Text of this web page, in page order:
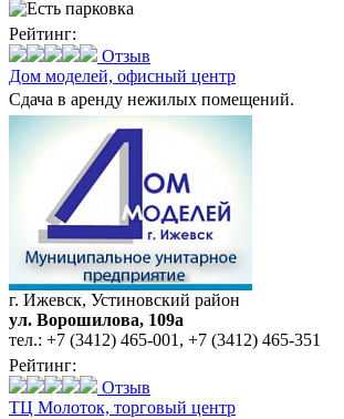
Рейтинг:
Отзыв
Дом моделей, офисный центр
Сдача в аренду нежилых помещений.
г. Ижевск, Устиновский район
ул. Ворошилова, 109а
тел.: +7 (3412) 465-001 , +7 (3412) 465-351
Рейтинг:
Отзыв
ТЦ Молоток, торговый центр